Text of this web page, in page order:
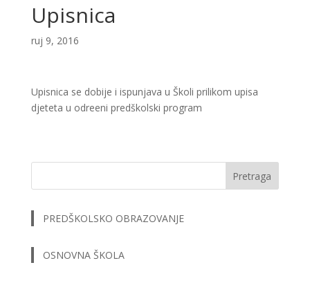
Upisnica
ruj 9, 2016
Upisnica se dobije i ispunjava u Školi prilikom upisa
djeteta u odreeni predškolski program
Pretraga
PREDŠKOLSKO OBRAZOVANJE
OSNOVNA ŠKOLA